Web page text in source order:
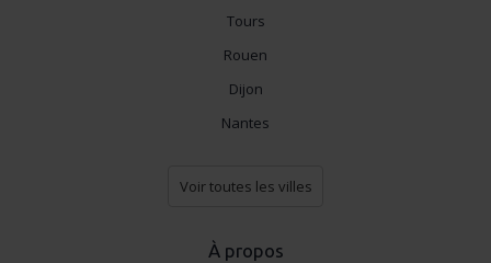
Tours
Rouen
Dijon
Nantes
Voir toutes les villes
À propos